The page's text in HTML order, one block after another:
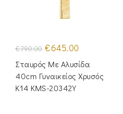
€790.00 Original
price
was:
€790.00.
€645.00
τιμή
είναι:
€645.00.
Σταυρός Με Αλυσίδα
40cm Γυναικείος Χρυσός
Κ14 KMS-20342Y